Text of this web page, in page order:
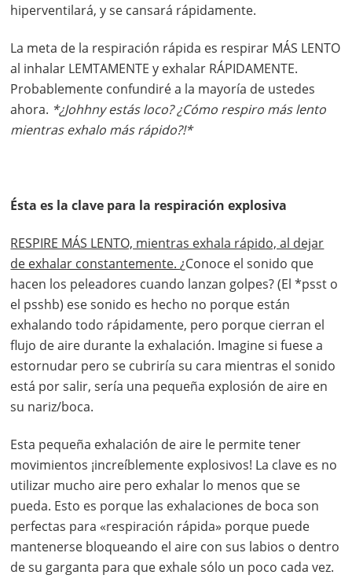
hiperventilará, y se cansará rápidamente.
La meta de la respiración rápida es respirar MÁS LENTO
al inhalar LEMTAMENTE y exhalar RÁPIDAMENTE.
Probablemente confundiré a la mayoría de ustedes
ahora. *¿Johhny estás loco? ¿Cómo respiro más lento
mientras exhalo más rápido?!*
Ésta es la clave para la respiración explosiva
RESPIRE MÁS LENTO, mientras exhala rápido, al dejar
de exhalar constantemente.¿Conoce el sonido que
hacen los peleadores cuando lanzan golpes? (El *psst o
el psshb) ese sonido es hecho no porque están
exhalando todo rápidamente, pero porque cierran el
flujo de aire durante la exhalación. Imagine si fuese a
estornudar pero se cubriría su cara mientras el sonido
está por salir, sería una pequeña explosión de aire en
su nariz/boca.
Esta pequeña exhalación de aire le permite tener
movimientos ¡increíblemente explosivos! La clave es no
utilizar mucho aire pero exhalar lo menos que se
pueda. Esto es porque las exhalaciones de boca son
perfectas para «respiración rápida» porque puede
mantenerse bloqueando el aire con sus labios o dentro
de su garganta para que exhale sólo un poco cada vez.